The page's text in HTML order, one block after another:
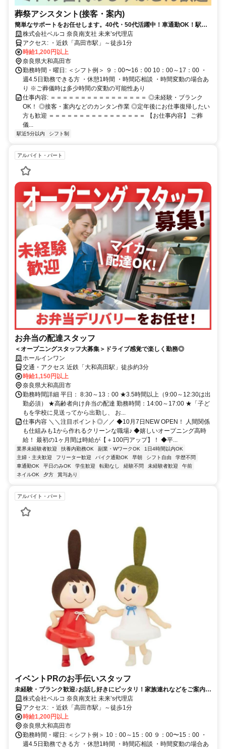
葬祭アシスタント(接客・案内)
簡単なサポートをお任せします。40代・50代活躍中！車通勤OK！駅近
徒歩1分！週4.5勤務でしっかり稼げる！
株式会社ベルコ 奈良南支社 未来’s代理店
アクセス: ・近鉄「高田市駅」～徒歩1分
時給1,200円以上
奈良県大和高田市
勤務時間・曜日: ＜シフト例＞ ９：00〜16：00 10：00～17：00 ・
週4.5日勤務できる方 ・休憩1時間 ・時間応相談 ・時間変動の場合あ
り ※ご葬儀時は多少時間の変動の可能性あり
仕事内容: ＝＝＝＝＝＝＝＝＝＝＝＝＝＝＝＝ ◎未経験・ブランク
OK！ ◎接客・案内などのカンタン作業 ◎定年後にお仕事復帰したい
方も歓迎 ＝＝＝＝＝＝＝＝＝＝＝＝＝＝＝＝ 【お仕事内容】 ご葬
儀...
駅近5分以内 シフト制
アルバイト・パート
お弁当の配達スタッフ
＜オープニングスタッフ大募集＞ドライブ感覚で楽しく勤務◎
ホールインワン
交通・アクセス 近鉄「大和高田駅」徒歩約3分
時給1,150円以上
奈良県大和高田市
勤務時間詳細 平日： 8:30～13：00 ★3.5時間以上（9:00～12:30は出
勤必須） ★高齢者向け弁当の配達 勤務時間：14:00～17:00 ★「子ど
もを学校に見送ってから出勤し、 お...
仕事内容 ＼＼注目ポイント◎／／ ◆10月7日NEW OPEN！ 人間関係
も仕組みも1から作れるクリーンな職場♪ ◆嬉しいオープニング高時
給！ 最初の1ヶ月間は時給が【＋100円アップ】！ ◆平...
業界未経験者歓迎 扶養内勤務OK 副業・WワークOK
1日4時間以内OK
主婦・主夫歓迎
フリーター歓迎 バイク通勤OK 早朝 シフト自由
学歴不問
車通勤OK
平日のみOK 学生歓迎 転勤なし 経験不問 未経験者歓迎
午前
ネイルOK
夕方 賞与あり
アルバイト・パート
イベントPRのお手伝いスタッフ
未経験・ブランク歓迎♪お話し好きにピッタリ！家族連れなどをご案内す
る催事スタッフ
株式会社ベルコ 奈良南支社 未来’s代理店
アクセス: ・近鉄「高田市駅」～徒歩1分
時給1,200円以上
奈良県大和高田市
勤務時間・曜日: ＜シフト例＞ 10：00～15：00 ９：00〜15：00 ・
週4.5日勤務できる方 ・休憩1時間 ・時間応相談 ・時間変動の場合あ